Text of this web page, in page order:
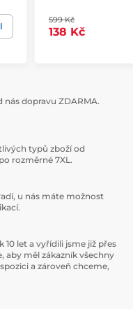
599 Kč
138 Kč
nás dopravu ZDARMA.
typů zboží od
rozměrné 7XL.
u nás máte možnost
let a vyřídili jsme již přes
aby měl zákazník všechny
a zároveň chceme,